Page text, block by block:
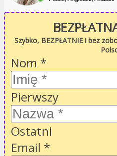
Szybko, BEZPŁATNIE i bez
Nom *
Pierwszy
Ostatni
Email *